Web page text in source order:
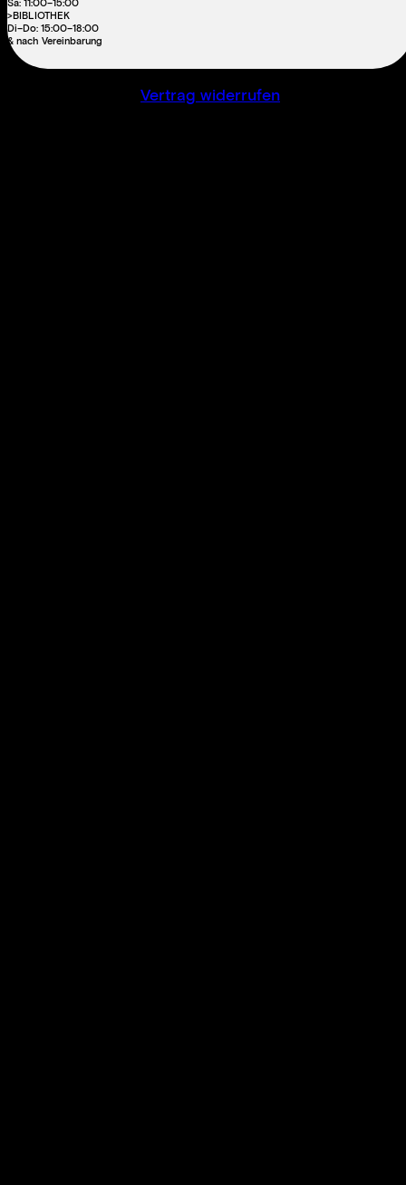
>BIBLIOTHEK
Di–Do: 15:00–18:00
& nach Vereinbarung
Vertrag widerrufen